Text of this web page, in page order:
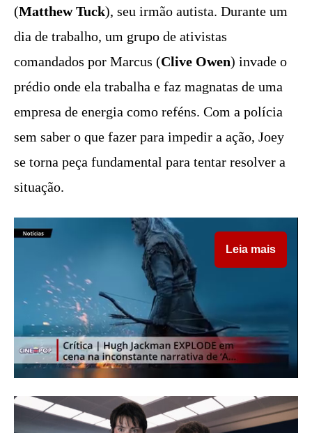
(Matthew Tuck), seu irmão autista. Durante um
dia de trabalho, um grupo de ativistas
comandados por Marcus (Clive Owen) invade o
prédio onde ela trabalha e faz magnatas de uma
empresa de energia como reféns. Com a polícia
sem saber o que fazer para impedir a ação, Joey
se torna peça fundamental para tentar resolver a
situação.
Leia mais